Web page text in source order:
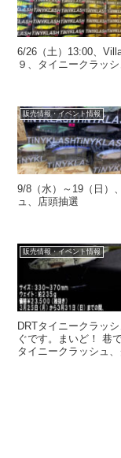
6/26（土）13:00、
９、タイニークラッ
販売情報・イベント情報
9/8（水）～19（日）
ュ、店頭抽選
販売情報・イベント情報
DRTタイニークラッ
ぐです。まいど！ 巷
タイニークラッシュ